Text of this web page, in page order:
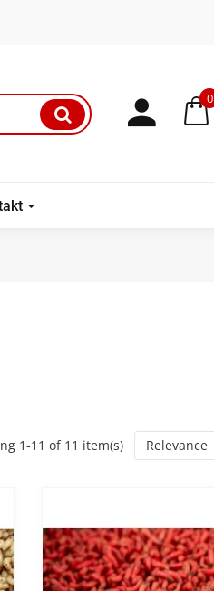
0
Relevance
1-11 of 11 item(s)